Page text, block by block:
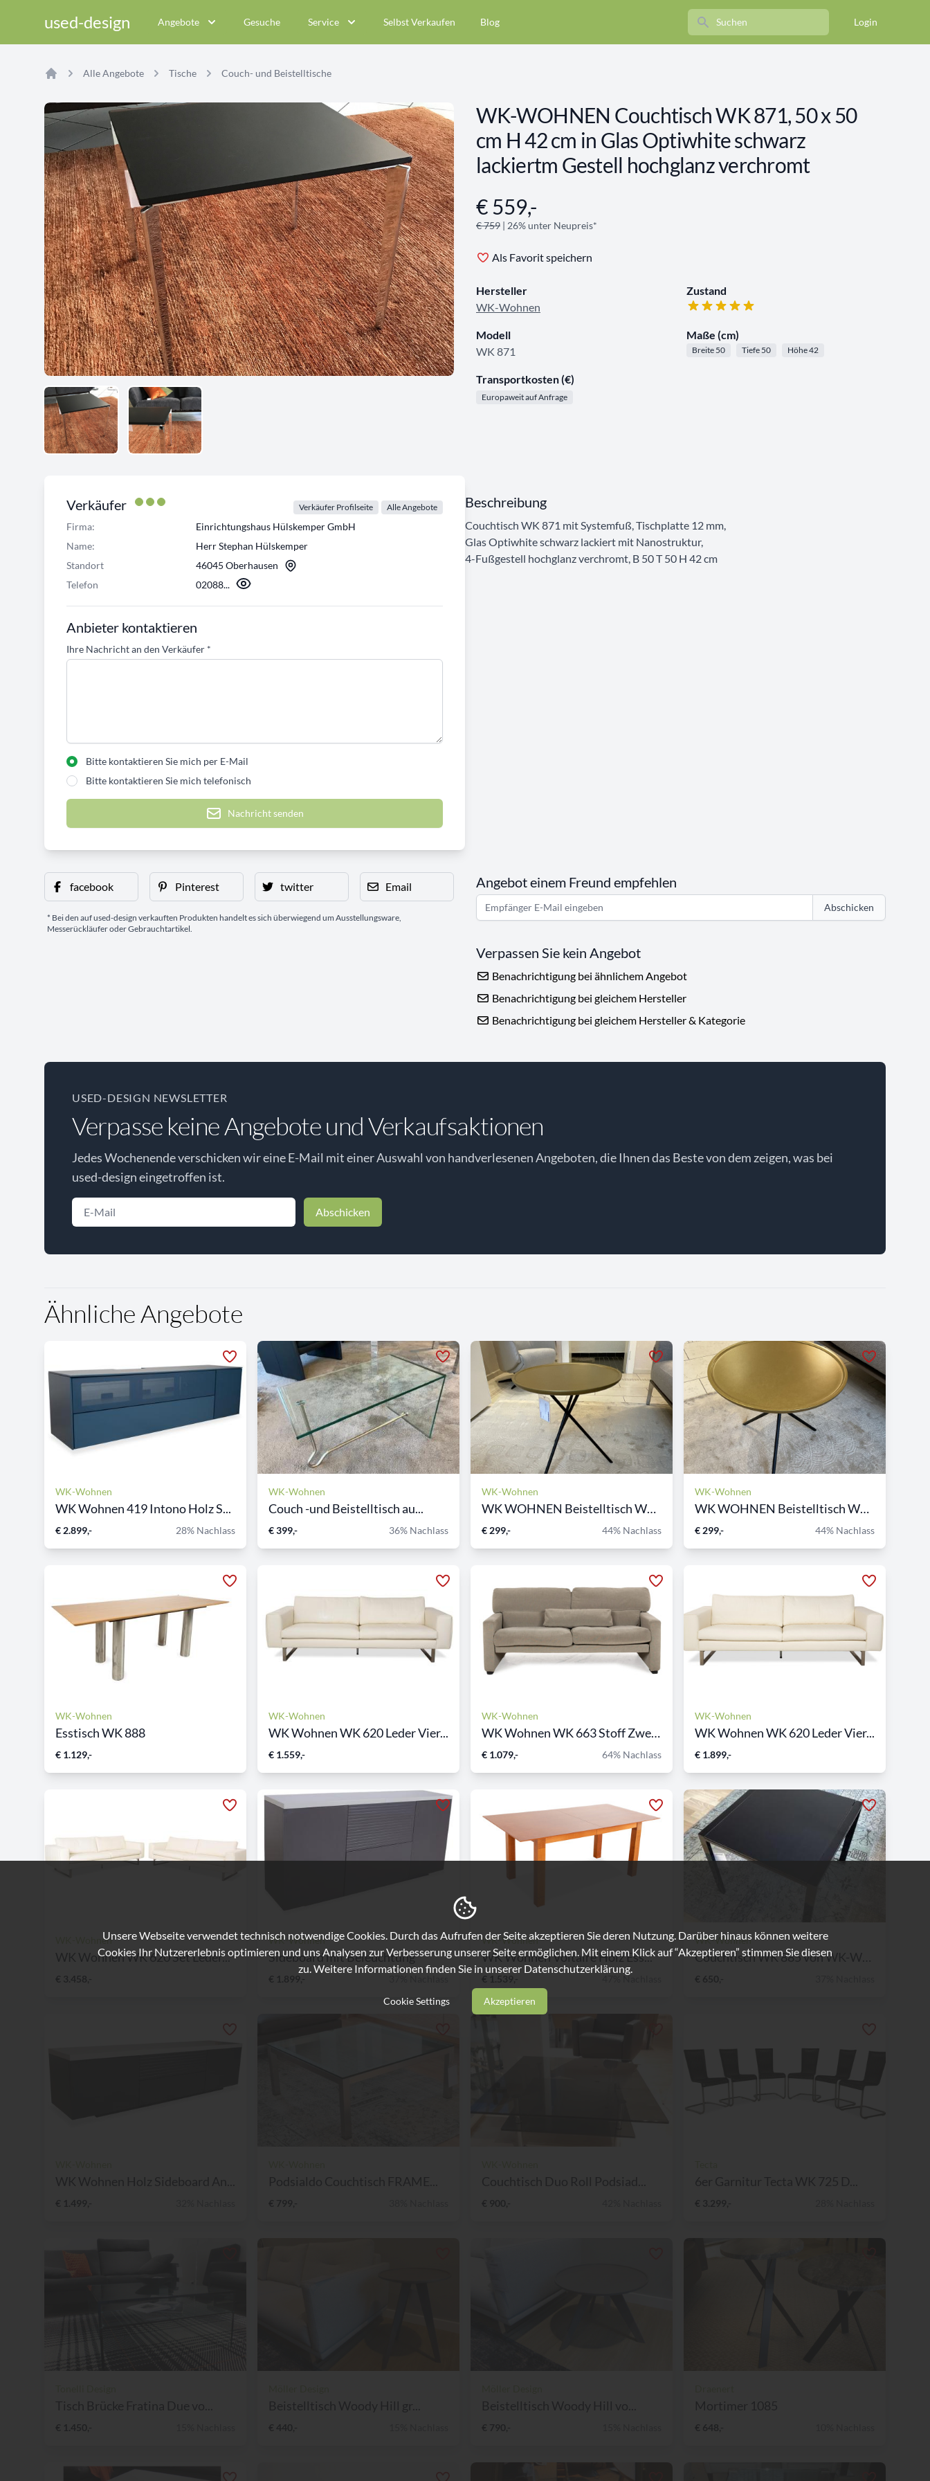
used-design Angebote Gesuche Service Selbst Verkaufen Blog Search Login
Alle Angebote Tische Couch- und Beistelltische
WK-WOHNEN Couchtisch WK 871, 50 x 50
cm H 42 cm in Glas Optiwhite schwarz
lackiertm Gestell hochglanz verchromt
Angebotsinformationen
€ 559,-
€ 759 | 26% unter Neupreis*
Als Favorit speichern
Hersteller
WK-Wohnen
Zustand
Modell
WK 871
Maße (cm)
Breite 50 Tiefe 50 Höhe 42
Transportkosten (€)
Europaweit auf Anfrage
Verkäufer Verkäufer Profilseite Alle Angebote
Firma:
Einrichtungshaus Hülskemper GmbH
Name:
Herr Stephan Hülskemper
Standort
46045 Oberhausen
Telefon
02088...
Anbieter kontaktieren
Ihre Nachricht an den Verkäufer *
Bitte kontaktieren Sie mich per E-Mail
Bitte kontaktieren Sie mich telefonisch
Nachricht senden
Beschreibung
Couchtisch WK 871 mit Systemfuß, Tischplatte 12 mm,
Glas Optiwhite schwarz lackiert mit Nanostruktur,
4-Fußgestell hochglanz verchromt, B 50 T 50 H 42 cm
facebook Pinterest twitter Email
* Bei den auf used-design verkauften Produkten handelt es sich überwiegend um Ausstellungsware,
Messerückläufer oder Gebrauchtartikel.
Angebot einem Freund empfehlen
Abschicken
Verpassen Sie kein Angebot
Benachrichtigung bei ähnlichem Angebot
Benachrichtigung bei gleichem Hersteller
Benachrichtigung bei gleichem Hersteller & Kategorie
USED-DESIGN NEWSLETTER
Verpasse keine Angebote und Verkaufsaktionen
Jedes Wochenende verschicken wir eine E-Mail mit einer Auswahl von handverlesenen Angeboten, die Ihnen das Beste von dem zeigen, was bei
used-design eingetroffen ist.
Abschicken
Ähnliche Angebote
WK-Wohnen
WK Wohnen 419 Intono Holz S...
€ 2.899,- 28% Nachlass
WK-Wohnen
Couch -und Beistelltisch au...
€ 399,- 36% Nachlass
WK-Wohnen
WK WOHNEN Beistelltisch WK...
€ 299,- 44% Nachlass
WK-Wohnen
WK WOHNEN Beistelltisch WK...
€ 299,- 44% Nachlass
WK-Wohnen
Esstisch WK 888
€ 1.129,-
WK-Wohnen
WK Wohnen WK 620 Leder Vier...
€ 1.559,-
WK-Wohnen
WK Wohnen WK 663 Stoff Zwei...
€ 1.079,- 64% Nachlass
WK-Wohnen
WK Wohnen WK 620 Leder Vier...
€ 1.899,-
WK-Wohnen
WK Wohnen WK 620 Set Leder...
€ 3.458,-
WK-Wohnen
Sideboard mit Beleuchtung
€ 1.899,-
WK-Wohnen
WK Wohnen Voltaire Holz Ess...
€ 1.539,- 47% Nachlass
WK-Wohnen
Couchtisch WK 885 von WK-Wo...
€ 650,-
Unsere Webseite verwendet technisch notwendige Cookies. Durch das Aufrufen der Seite akzeptieren Sie deren Nutzung. Darüber hinaus können weitere
Cookies Ihr Nutzererlebnis optimieren und uns Analysen zur Verbesserung unserer Seite ermöglichen. Mit einem Klick auf “Akzeptieren” stimmen Sie diesen
zu. Weitere Informationen finden Sie in unserer Datenschutzerklärung.
Cookie Settings Akzeptieren